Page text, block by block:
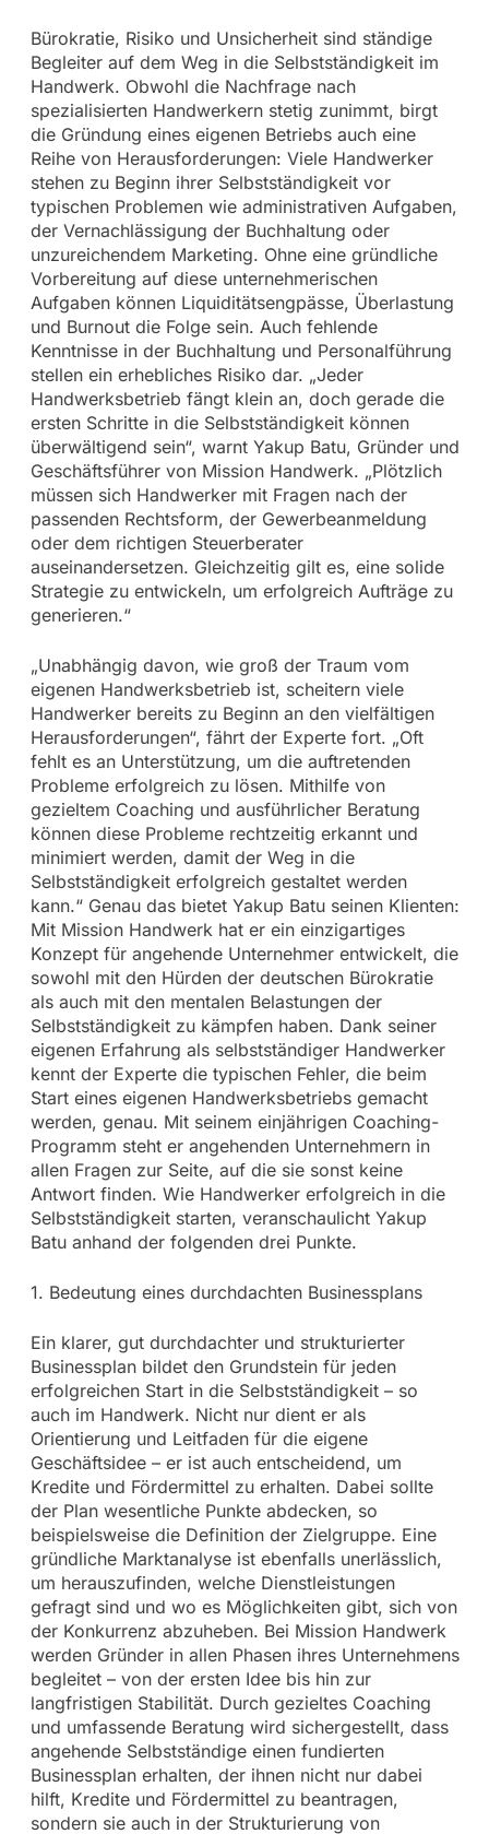
Bürokratie, Risiko und Unsicherheit sind ständige
Begleiter auf dem Weg in die Selbstständigkeit im
Handwerk. Obwohl die Nachfrage nach
spezialisierten Handwerkern stetig zunimmt, birgt
die Gründung eines eigenen Betriebs auch eine
Reihe von Herausforderungen: Viele Handwerker
stehen zu Beginn ihrer Selbstständigkeit vor
typischen Problemen wie administrativen Aufgaben,
der Vernachlässigung der Buchhaltung oder
unzureichendem Marketing. Ohne eine gründliche
Vorbereitung auf diese unternehmerischen
Aufgaben können Liquiditätsengpässe, Überlastung
und Burnout die Folge sein. Auch fehlende
Kenntnisse in der Buchhaltung und Personalführung
stellen ein erhebliches Risiko dar. „Jeder
Handwerksbetrieb fängt klein an, doch gerade die
ersten Schritte in die Selbstständigkeit können
überwältigend sein“, warnt Yakup Batu, Gründer und
Geschäftsführer von Mission Handwerk. „Plötzlich
müssen sich Handwerker mit Fragen nach der
passenden Rechtsform, der Gewerbeanmeldung
oder dem richtigen Steuerberater
auseinandersetzen. Gleichzeitig gilt es, eine solide
Strategie zu entwickeln, um erfolgreich Aufträge zu
generieren.“
„Unabhängig davon, wie groß der Traum vom
eigenen Handwerksbetrieb ist, scheitern viele
Handwerker bereits zu Beginn an den vielfältigen
Herausforderungen“, fährt der Experte fort. „Oft
fehlt es an Unterstützung, um die auftretenden
Probleme erfolgreich zu lösen. Mithilfe von
gezieltem Coaching und ausführlicher Beratung
können diese Probleme rechtzeitig erkannt und
minimiert werden, damit der Weg in die
Selbstständigkeit erfolgreich gestaltet werden
kann.“ Genau das bietet Yakup Batu seinen Klienten:
Mit Mission Handwerk hat er ein einzigartiges
Konzept für angehende Unternehmer entwickelt, die
sowohl mit den Hürden der deutschen Bürokratie
als auch mit den mentalen Belastungen der
Selbstständigkeit zu kämpfen haben. Dank seiner
eigenen Erfahrung als selbstständiger Handwerker
kennt der Experte die typischen Fehler, die beim
Start eines eigenen Handwerksbetriebs gemacht
werden, genau. Mit seinem einjährigen Coaching-
Programm steht er angehenden Unternehmern in
allen Fragen zur Seite, auf die sie sonst keine
Antwort finden. Wie Handwerker erfolgreich in die
Selbstständigkeit starten, veranschaulicht Yakup
Batu anhand der folgenden drei Punkte.
1. Bedeutung eines durchdachten Businessplans
Ein klarer, gut durchdachter und strukturierter
Businessplan bildet den Grundstein für jeden
erfolgreichen Start in die Selbstständigkeit – so
auch im Handwerk. Nicht nur dient er als
Orientierung und Leitfaden für die eigene
Geschäftsidee – er ist auch entscheidend, um
Kredite und Fördermittel zu erhalten. Dabei sollte
der Plan wesentliche Punkte abdecken, so
beispielsweise die Definition der Zielgruppe. Eine
gründliche Marktanalyse ist ebenfalls unerlässlich,
um herauszufinden, welche Dienstleistungen
gefragt sind und wo es Möglichkeiten gibt, sich von
der Konkurrenz abzuheben. Bei Mission Handwerk
werden Gründer in allen Phasen ihres Unternehmens
begleitet – von der ersten Idee bis hin zur
langfristigen Stabilität. Durch gezieltes Coaching
und umfassende Beratung wird sichergestellt, dass
angehende Selbstständige einen fundierten
Businessplan erhalten, der ihnen nicht nur dabei
hilft, Kredite und Fördermittel zu beantragen,
sondern sie auch in der Strukturierung von